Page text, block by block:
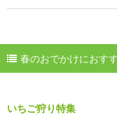
春のおでかけにおす
いちご狩り特集